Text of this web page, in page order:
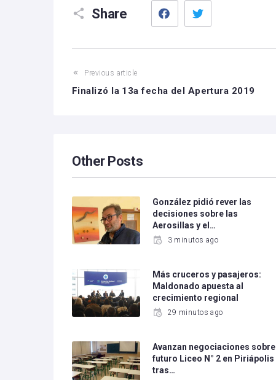
Share
Facebook
Previous article
Finalizó la 13a fecha del Apertura 2019
Other Posts
González pidió rever las
decisiones sobre las
Aerosillas y el…
3 minutos ago
Más cruceros y pasajeros:
Maldonado apuesta al
crecimiento regional
29 minutos ago
Avanzan negociaciones sobre
futuro Liceo N° 2 en Piriápolis
tras…